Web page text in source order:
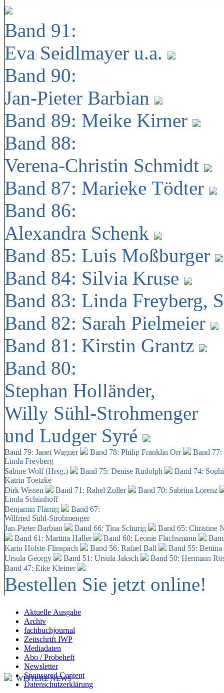
Band 91:
Eva Seidlmayer u.a.
Band 90:
Jan-Pieter Barbian
Band 89: Meike Kirner
Band 88:
Verena-Christin Schmidt
Band 87: Marieke Tödter
Band 86:
Alexandra Schenk
Band 85: Luis Moßburger
Band 84: Silvia Kruse
Band 83: Linda Freyberg,
Band 82: Sarah Pielmeier
Band 81: Kirstin Grantz
Band 80:
Stephan Holländer,
Willy Sühl-Strohmenger
und Ludger Syré
Band 79: Janet Wagner Band 78: Philip Franklin Orr
Band
Linda Freyberg
Sabine Wolf (Hrsg.)
Band 75: Denise Rudolph
Band 74:
Katrin Toetzke
Dirk Wissen
Band 71: Rahel Zoller
Band 70: Sabrina Lorenz
Linda Schünhoff
Benjamin Flämig
Band 67:
Wilfried Sühl-Strohmenger
Jan-Pieter Barbian
Band 66: Tina Schurig
Band 65: Christine
Band 61: Martina Haller
Band 60: Leonie Flachsmann
Karin Holste-Flinspach
Band 56: Rafael Ball
Band 55:
Ursula Georgy
Band 51: Ursula Jaksch Band 50: Hermann
Band 47: Eike Kleiner
Bestellen Sie jetzt online!
Aktuelle Ausgabe
Archiv
fachbuchjournal
Zeitschrift IWP
Mediadaten
Abo / Probeheft
Newsletter
Sponsored Content
Datenschutzerklärung
WEITERE NEWS